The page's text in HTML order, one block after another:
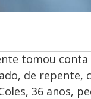
tomou
de repente,
36 anos,